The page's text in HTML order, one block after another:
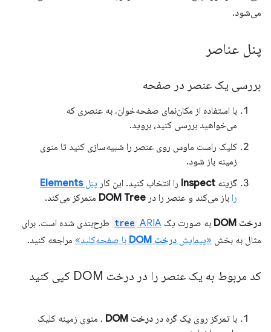
می‌شود.
پنل عناصر
بررسی یک عنصر در صفحه
با استفاده از مکان‌نمای صفحه‌خوان، به عنصری که
می‌خواهید بررسی کنید، بروید.
کلیک راست ماوس روی عنصر را شبیه‌سازی کنید تا منوی
زمینه باز شود.
گزینه Inspect را انتخاب کنید. این کار پنلElements
را باز می‌کند و عنصر را در DOM Tree متمرکز می‌کند.
درخت DOM به صورت یک tree ARIA
طرح‌بندی شده است. برای
مثال به بخش «پیمایش درخت DOM با صفحه‌کلید» مراجعه کنید.
کد مربوط به یک عنصر را در درخت DOM کپی کنید
با تمرکز روی یک گره در درخت DOM
، منوی زمینه کلیک